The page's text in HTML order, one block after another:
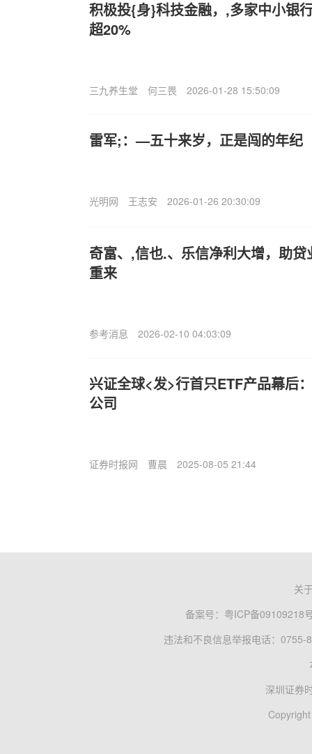
积极投{身}科技金融，,多家中小银
超20%
三九养生堂 何三畏 2026-01-28 15:50:09
雷军;：—五十来岁，正是闯的年纪
光明网 王志安 2026-01-26 20:30:09
奇富、,信也.、乐信净利大增，助贷
重来
参考消息 2026-02-10 04:03:09
兴证全球<发>行首只ETF产品幕后
公司
证券时报网 曹晨 2025-08-05 21:44
关
备案号： 粤ICP备09109218
违法和不良信息举报电话：0755-
深圳证券